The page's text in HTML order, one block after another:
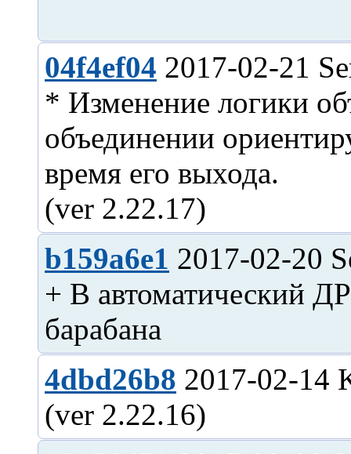
04f4ef04 2017-02-21
* Изменение логики
объединении
время его выхода.
b159a6e1 2017-02-20
+ В автоматический
4dbd26b8 2017-02-14